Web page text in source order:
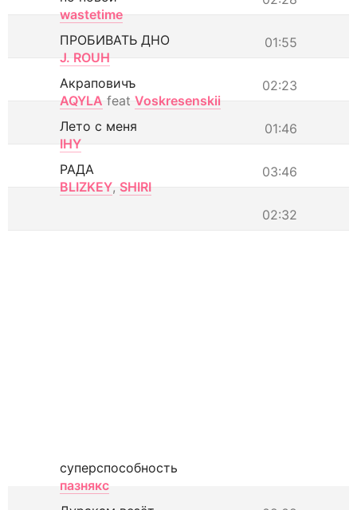
wastetime
01:55
ПРОБИВАТЬ ДНО
J. ROUH
02:23
Акраповичъ
AQYLA feat Voskresenskii
01:46
Лето с меня
IHY
03:46
РАДА
BLIZKEY, SHIRI
02:32
суперспособность
пазнякс